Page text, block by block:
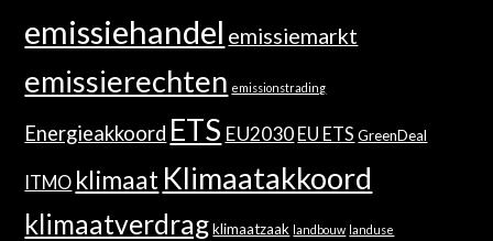
emissiehandel emissiemarkt
emissierechten emissionstrading
Energieakkoord ETS EU2030 EU ETS GreenDeal
ITMO klimaat Klimaatakkoord
klimaatverdrag klimaatzaak landbouw landuse